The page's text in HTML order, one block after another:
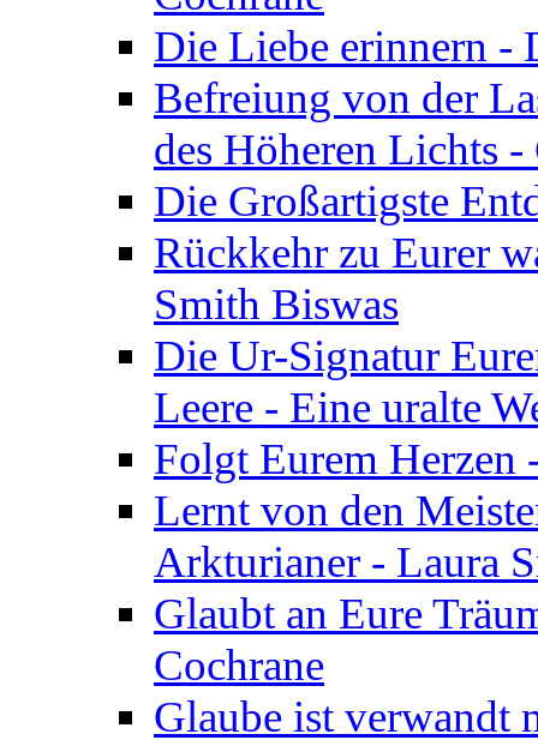
Die Liebe erinnern -
Befreiung von der
des Höheren Lichts
Die Großartigste
Rückkehr zu Eurer
Smith Biswas
Die Ur-Signatur
Leere - Eine uralte
Folgt Eurem
Lernt von den
Arkturianer - Laura
Glaubt an Eure
Cochrane
Glaube ist verwandt